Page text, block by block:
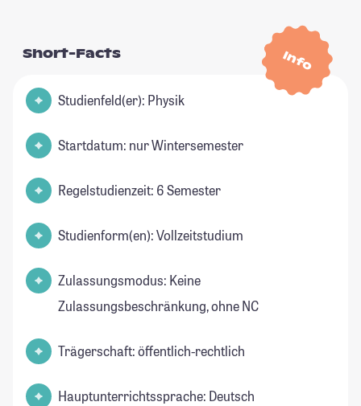
Info
Short-Facts
Studienfeld(er): Physik
Startdatum: nur Wintersemester
Regelstudienzeit: 6 Semester
Studienform(en): Vollzeitstudium
Zulassungsmodus: Keine
Zulassungsbeschränkung, ohne NC
Trägerschaft: öffentlich-rechtlich
Hauptunterrichtssprache: Deutsch